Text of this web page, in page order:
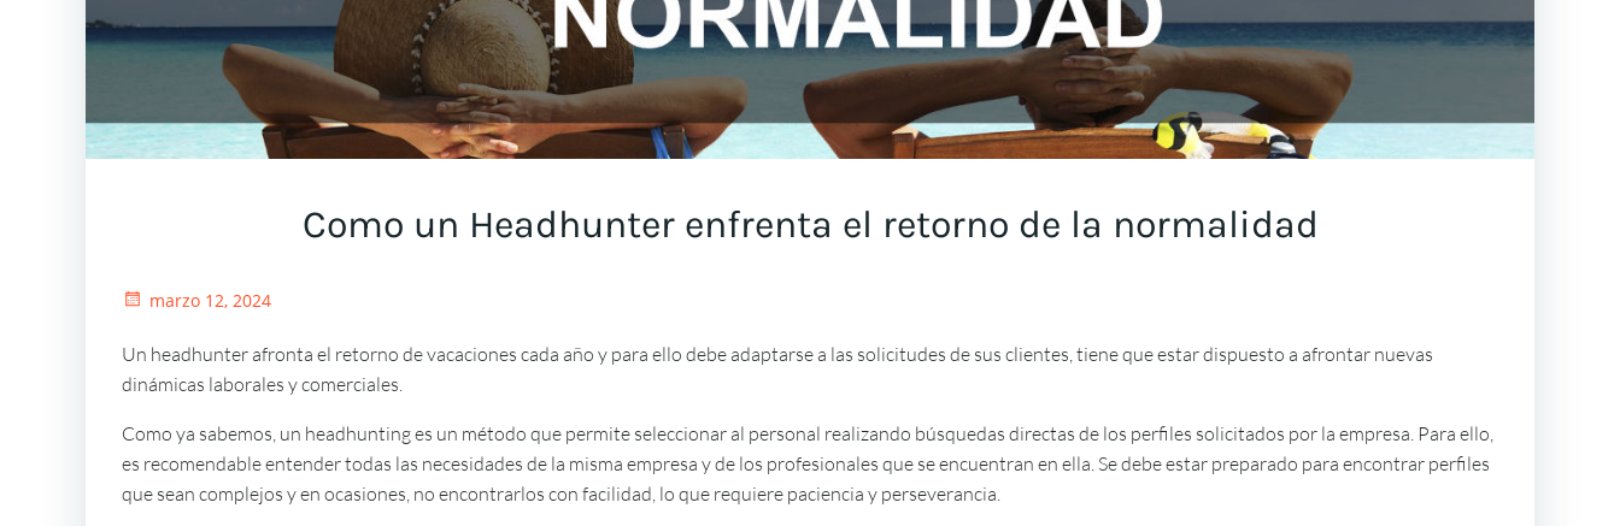
Como un Headhunter enfrenta el retorno de la normalidad
marzo 12, 2024
Un headhunter afronta el retorno de vacaciones cada año y para ello debe adaptarse a las solicitudes de sus clientes, tiene que estar dispuesto a afrontar nuevas
dinámicas laborales y comerciales.
Como ya sabemos, un headhunting es un método que permite seleccionar al personal realizando búsquedas directas de los perfiles solicitados por la empresa. Para ello,
es recomendable entender todas las necesidades de la misma empresa y de los profesionales que se encuentran en ella. Se debe estar preparado para encontrar perfiles
que sean complejos y en ocasiones, no encontrarlos con facilidad, lo que requiere paciencia y perseverancia.